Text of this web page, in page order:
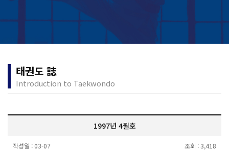
태권도 誌
Introduction to Taekwondo
1997년 4월호
작성일 : 03-07 조회 : 3,418